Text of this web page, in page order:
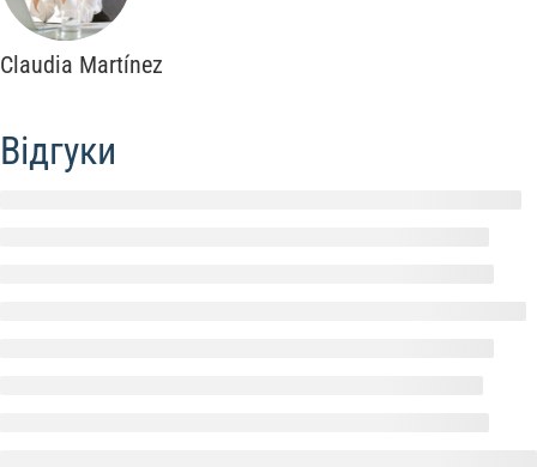
Claudia Martínez
Відгуки